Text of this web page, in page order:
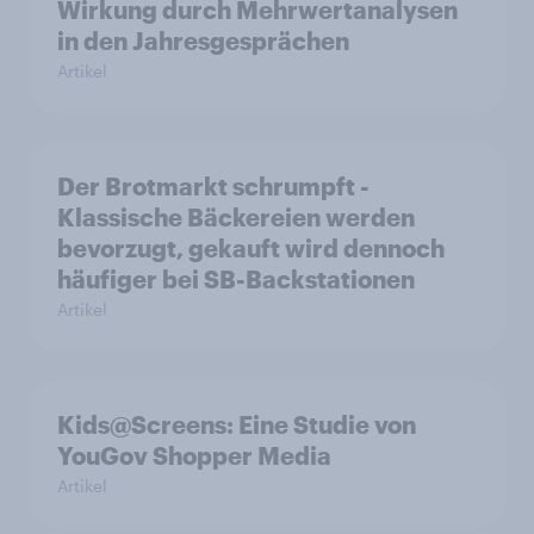
Wirkung durch Mehrwertanalysen
in den Jahresgesprächen
Artikel
Der Brotmarkt schrumpft -
Klassische Bäckereien werden
bevorzugt, gekauft wird dennoch
häufiger bei SB-Backstationen
Artikel
Kids@Screens: Eine Studie von
YouGov Shopper Media
Artikel